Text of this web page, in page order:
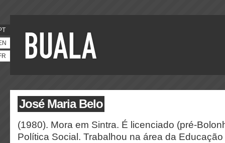
José Maria Belo
(1980). Mora em Sintra. É licenciado (pré-
Política Social. Trabalhou na área da